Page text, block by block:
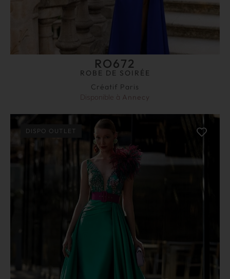
RO672
ROBE DE SOIRÉE
Créatif Paris
Disponible à Annecy
DISPO OUTLET